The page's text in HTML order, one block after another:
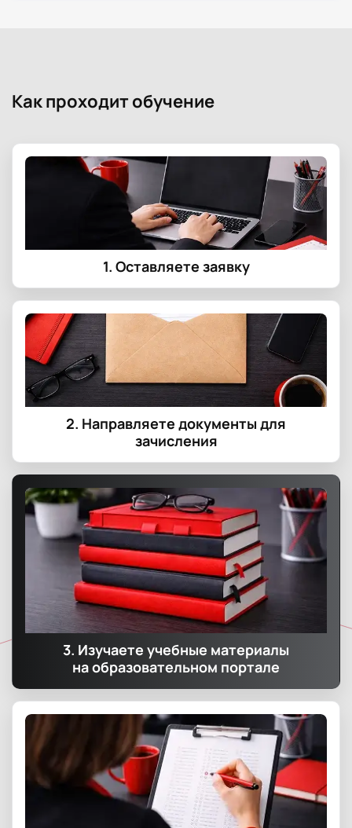
Как проходит обучение
1. Оставляете заявку
2. Направляете документы для
зачисления
3. Изучаете учебные материалы
на образовательном портале